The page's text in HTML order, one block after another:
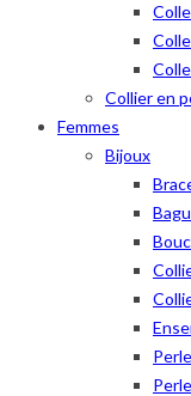
Collier en
Femmes
Bijoux